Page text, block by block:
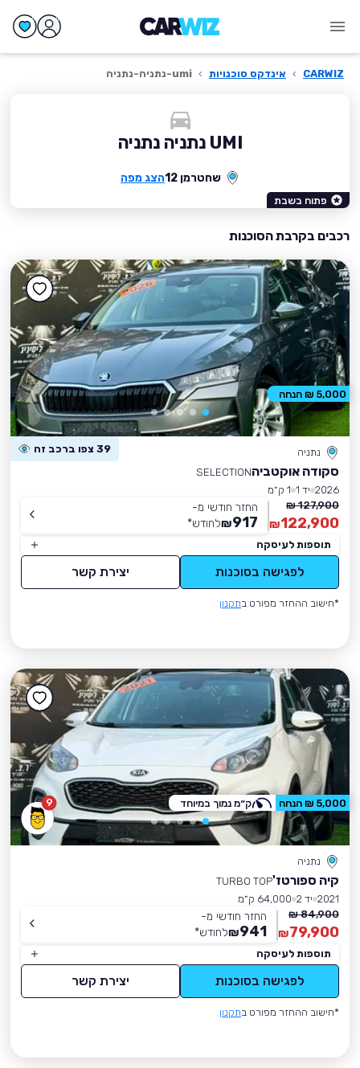
CARWIZ
› אינדקס סוכנויות › umi-נתניה-נתניה
UMI נתניה נתניה
שחטרמן 12 הצג מפה
פתוח בשבת
רכבים בקרבת הסוכנות
נתניה 39 צפו ברכב זה
סקודה אוקטביהSELECTION
2026 יד 1
1 ק״מ
127,900 ₪
122,900
₪
החזר חודשי מ-
917
₪לחודש*
תוספות לעיסקה
לפגישה בסוכנות יצירת קשר
*חישוב ההחזר מפורט בתקנון
5,000 ₪ הנחה
9
נתניה
קיה ספורטז'TURBO TOP
2021 יד 2
64,000 ק״מ
84,900 ₪
79,900
₪
החזר חודשי מ-
941
₪לחודש*
תוספות לעיסקה
לפגישה בסוכנות יצירת קשר
*חישוב ההחזר מפורט בתקנון
5,000 ₪ הנחה ק״מ נמוך במיוחד